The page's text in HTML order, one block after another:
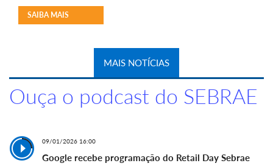
SAIBA MAIS
MAIS NOTÍCIAS
Ouça o podcast do SEBRAE
09/01/2026 16:00
Google recebe programação do Retail Day Sebrae